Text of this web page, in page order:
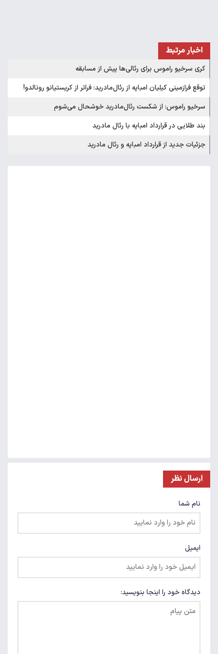
اخبار مرتبط
کری سرخیو راموس برای رئالی‌ها پیش از مسابقه
توقع فرازمینی کیلیان امباپه از رئال‌مادرید: فراتر از کریستیانو رونالدو!
سرخیو راموس: از شکست رئال‌مادرید خوشحال می‌شوم
بند طلایی در قرارداد امباپه با رئال مادرید
جزئیات جدید از قرارداد امباپه و رئال مادرید
ارسال نظر
نام شما
ایمیل
دیدگاه خود را اینجا بنویسید: